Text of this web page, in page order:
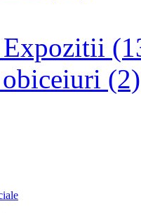
(2)